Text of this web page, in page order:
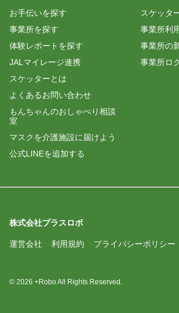
お手伝いを探す
事業所を探す
体験レポートを探す
JALマイレージ連携
スケッターとは
よくあるお問い合わせ
もんちゃんのおしゃべり相談
室
マスクを介護施設に届けよう
公式LINEを追加する
スケッタ
事業所利
事業所の
事業所ロ
株式会社プラスロボ
運営会社 利用規約 プライバシーポリシー
© 2026 +Robo All Rights Reserved.